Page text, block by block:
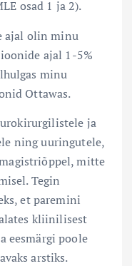
osad 1 ja 2).
ajal olin minu
ajal 1-5%
minu
Ottawas.
ja
ning uuringutele,
mitte
Tegin
et paremini
kliinilisest
eesmärgi poole
arstiks.